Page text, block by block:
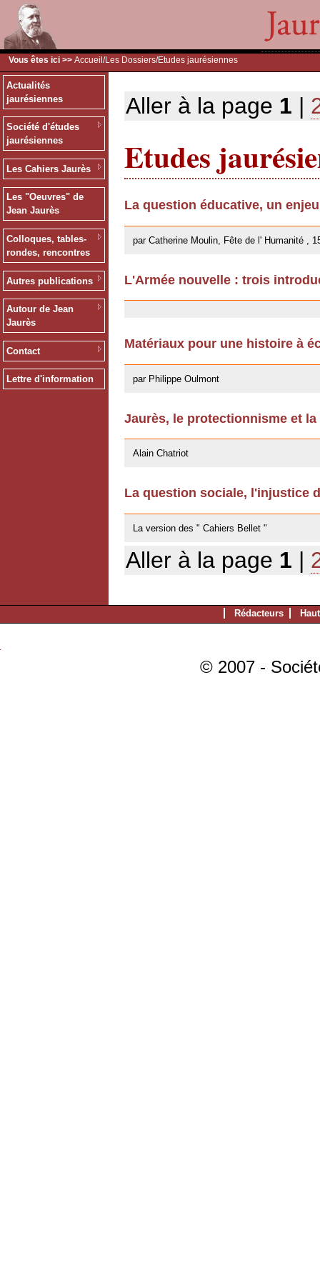
Vous êtes ici >> Accueil /Les Dossiers/Etudes jaurésiennes
Actualités
jaurésiennes
Société d'études
jaurésiennes
Les Cahiers Jaurès
Les "Oeuvres" de
Jean Jaurès
Colloques, tables-
rondes, rencontres
Autres publications
Autour de Jean
Jaurès
Contact
Lettre d'information
Aller à la page 1 |
Etudes
La question éducative, un
par Catherine Moulin, Fête de l' Humanité ,
L'Armée nouvelle : trois
Matériaux pour une histoire à
par Philippe Oulmont
Jaurès, le protectionnisme et
Alain Chatriot
La question sociale, l'injustice
La version des " Cahiers Bellet "
Aller à la page 1 |
Rédacteurs
© 2007 -